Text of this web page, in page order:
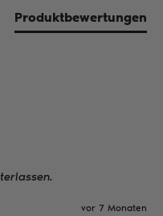
Produktbewertungen
vor 7 Monaten